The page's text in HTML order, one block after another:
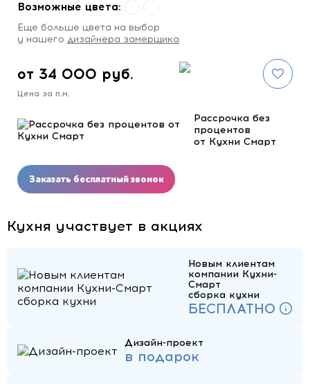
Возможные цвета:
Eще больше цвета на выбор
у нашего дизайнера замерщика
от 34 000 руб.
Цена за п.м.
Рассрочка без
процентов
от Кухни Смарт
Заказать бесплатный звонок
Кухня участвует в акциях
Новым клиентам
компании Кухни-
Смарт
сборка кухни
БЕСПЛАТНО
Дизайн-проект
в подарок